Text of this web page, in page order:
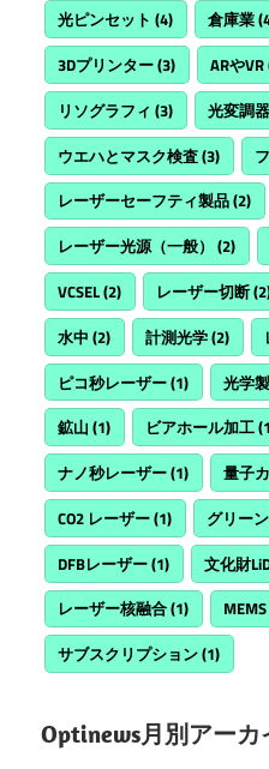
光ピンセット (4) 倉庫業
3Dプリンター(3) ARやVR
リソグラフィ (3) 光変調器
ウエハとマスク検査(3)
レーザーセーフティ製品(2)
レーザー光源（一般） (2)
VCSEL(2) レーザー切断
水中 (2) 計測光学(2)
ピコ秒レーザー(1) 光学
鉱山 (1) ビアホール加工
ナノ秒レーザー(1) 量子
CO2 レーザー(1) グリー
DFBレーザー(1) 文化財
レーザー核融合(1) MEMS
サブスクリプション(1)
Optinews月別アーカ